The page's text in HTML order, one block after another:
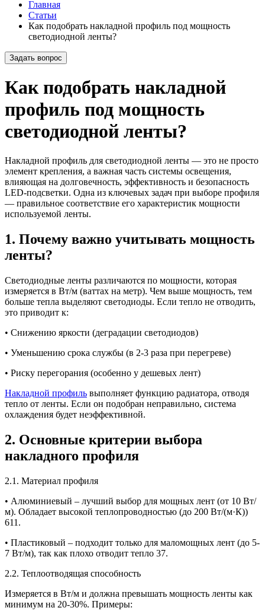
Главная
Статьи
Как подобрать накладной профиль под мощность
светодиодной ленты?
Задать вопрос
Как подобрать накладной
профиль под мощность
светодиодной ленты?
Накладной профиль для светодиодной ленты — это не просто
элемент крепления, а важная часть системы освещения,
влияющая на долговечность, эффективность и безопасность
LED-подсветки. Одна из ключевых задач при выборе профиля
— правильное соответствие его характеристик мощности
используемой ленты.
1. Почему важно учитывать мощность
ленты?
Светодиодные ленты различаются по мощности, которая
измеряется в Вт/м (ваттах на метр). Чем выше мощность, тем
больше тепла выделяют светодиоды. Если тепло не отводить,
это приводит к:
• Снижению яркости (деградации светодиодов)
• Уменьшению срока службы (в 2-3 раза при перегреве)
• Риску перегорания (особенно у дешевых лент)
Накладной профиль выполняет функцию радиатора, отводя
тепло от ленты. Если он подобран неправильно, система
охлаждения будет неэффективной.
2. Основные критерии выбора
накладного профиля
2.1. Материал профиля
• Алюминиевый – лучший выбор для мощных лент (от 10 Вт/
м). Обладает высокой теплопроводностью (до 200 Вт/(м·К))
611.
• Пластиковый – подходит только для маломощных лент (до 5-
7 Вт/м), так как плохо отводит тепло 37.
2.2. Теплоотводящая способность
Измеряется в Вт/м и должна превышать мощность ленты как
минимум на 20-30%. Примеры: